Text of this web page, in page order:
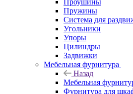
Проушины
Пружины
Система для
Угольники
Упоры
Цилиндры
Задвижки
Мебельная фурнитура
Назад
Мебельная
Фурнитура для